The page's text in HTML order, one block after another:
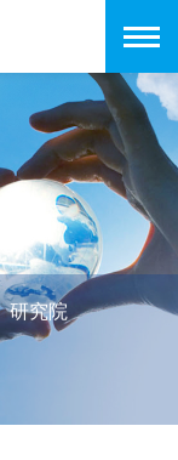
研究院